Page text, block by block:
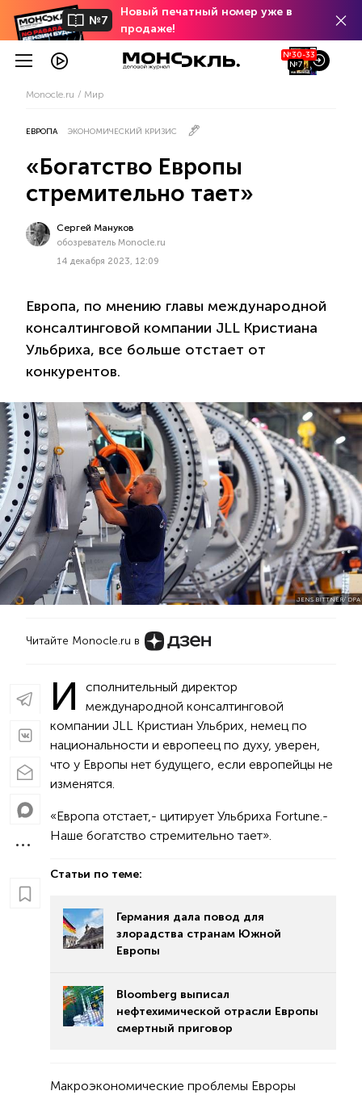
№7
Новый печатный номер уже в
продаже!
№30-33
№7
Monocle.ru Мир
ЕВРОПА ЭКОНОМИЧЕСКИЙ КРИЗИС
«Богатство Европы
стремительно тает»
Сергей Мануков
обозреватель Monocle.ru
14 декабря 2023, 12:09
Европа, по мнению главы международной
консалтинговой компании JLL Кристиана
Ульбриха, все больше отстает от
конкурентов.
JENS BITTNER/ DPA
Читайте Monocle.ru в
И
сполнительный директор
международной консалтинговой
компании JLL Кристиан Ульбрих, немец по
национальности и европеец по духу, уверен,
что у Европы нет будущего, если европейцы не
изменятся.
«Европа отстает,- цитирует Ульбриха Fortune.-
Наше богатство стремительно тает».
Статьи по теме:
Германия дала повод для
злорадства странам Южной
Европы
Bloomberg выписал
нефтехимической отрасли Европы
смертный приговор
Макроэкономические проблемы Евроры